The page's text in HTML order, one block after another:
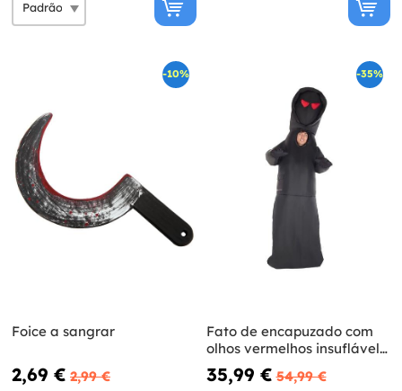
-10%
Foice a sangrar
2,69 € 2,99 €
-35%
Fato de encapuzado com
olhos vermelhos insuflável
para homem
35,99 € 54,99 €